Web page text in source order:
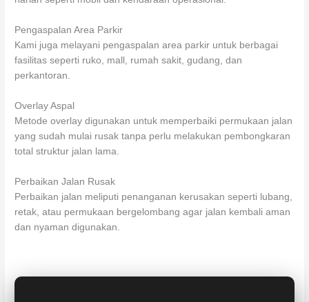
Pengaspalan Area Parkir
Kami juga melayani pengaspalan area parkir untuk berbagai
fasilitas seperti ruko, mall, rumah sakit, gudang, dan
perkantoran.
Overlay Aspal
Metode overlay digunakan untuk memperbaiki permukaan jalan
yang sudah mulai rusak tanpa perlu melakukan pembongkaran
total struktur jalan lama.
Perbaikan Jalan Rusak
Perbaikan jalan meliputi penanganan kerusakan seperti lubang,
retak, atau permukaan bergelombang agar jalan kembali aman
dan nyaman digunakan.